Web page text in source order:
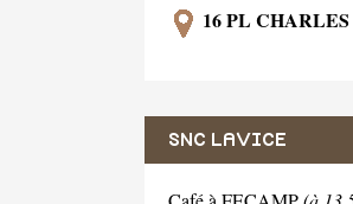
16 PL
SNC LAVICE